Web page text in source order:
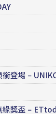
銜登場 –
緣獎盃 –